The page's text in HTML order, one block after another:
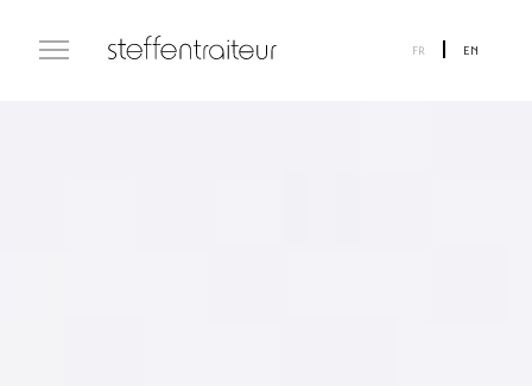
FR EN